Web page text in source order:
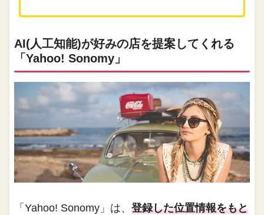
AI(人工知能)が好みの店を提案してくれる
「Yahoo! Sonomy」
「Yahoo! Sonomy」は、登録した位置情報をもと